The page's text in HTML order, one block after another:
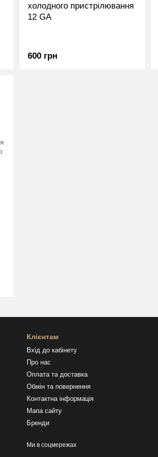
холодного пристрілювання
12 GA
600 грн
Клієнтам
Вхід до кабінету
Про нас
Оплата та доставка
Обмін та повернення
Контактна інформація
Мапа сайту
Бренди
Ми в соцмережах